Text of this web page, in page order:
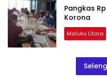
Pangkas
Korona
Maluku Utara